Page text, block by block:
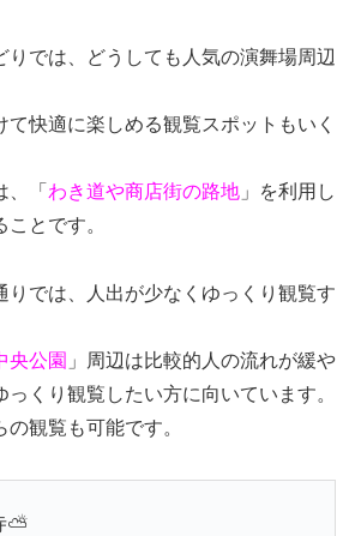
りでは、どうしても人気の演舞場周辺
て快適に楽しめる観覧スポットもいく
、「 わき道や商店街の路地 」を利用し
とです。
りでは、人出が少なくゆっくり観覧す
央公園 」周辺は比較的人の流れが緩や
くり観覧したい方に向いています。
観覧も可能です。
⛅️